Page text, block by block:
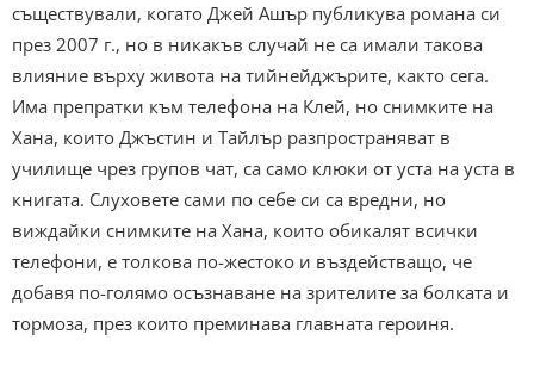
съществували, когато Джей Ашър публикува романа си
през 2007 г., но в никакъв случай не са имали такова
влияние върху живота на тийнейджърите, както сега.
Има препратки към телефона на Клей, но снимките на
Хана, които Джъстин и Тайлър разпространяват в
училище чрез групов чат, са само клюки от уста на уста в
книгата. Слуховете сами по себе си са вредни, но
виждайки снимките на Хана, които обикалят всички
телефони, е толкова по-жестоко и въздействащо, че
добавя по-голямо осъзнаване на зрителите за болката и
тормоза, през които преминава главната героиня.